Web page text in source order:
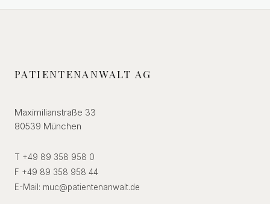
PATIENTENANWALT AG
Maximilianstraße 33
80539 München
T +49 89 358 958 0
F +49 89 358 958 44
E-Mail: muc@patientenanwalt.de